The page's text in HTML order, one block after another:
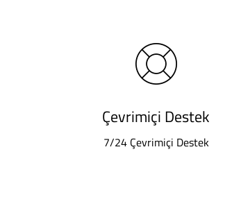
Çevrimiçi Destek
7/24 Çevrimiçi Destek